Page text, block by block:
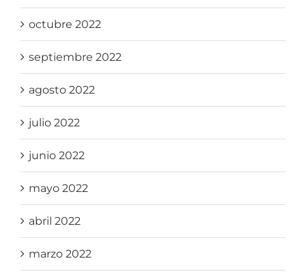
octubre 2022
septiembre 2022
agosto 2022
julio 2022
junio 2022
mayo 2022
abril 2022
marzo 2022